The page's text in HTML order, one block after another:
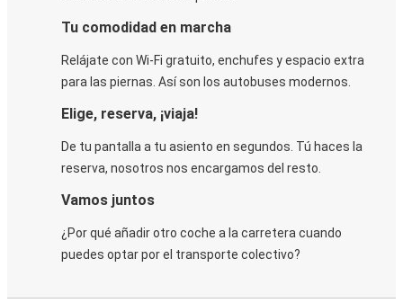
Tu comodidad en marcha
Relájate con Wi-Fi gratuito, enchufes y espacio extra
para las piernas. Así son los autobuses modernos.
Elige, reserva, ¡viaja!
De tu pantalla a tu asiento en segundos. Tú haces la
reserva, nosotros nos encargamos del resto.
Vamos juntos
¿Por qué añadir otro coche a la carretera cuando
puedes optar por el transporte colectivo?